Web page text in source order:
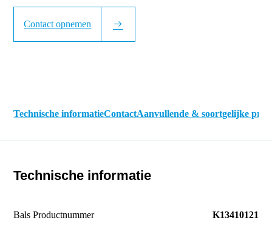
Contact opnemen
Technische informatieContactAanvullende & soortgelijke
Technische informatie
Bals Productnummer K13410121